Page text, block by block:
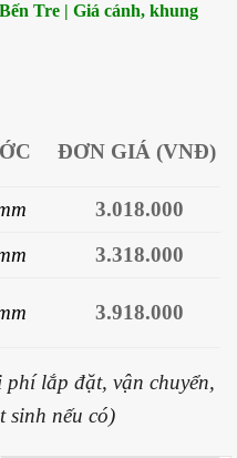
Tre | Giá cánh, khung
ĐƠN GIÁ (VNĐ)
3.018.000
3.318.000
m 3.918.000
lắp đặt, vận chuyển,
sinh nếu có)